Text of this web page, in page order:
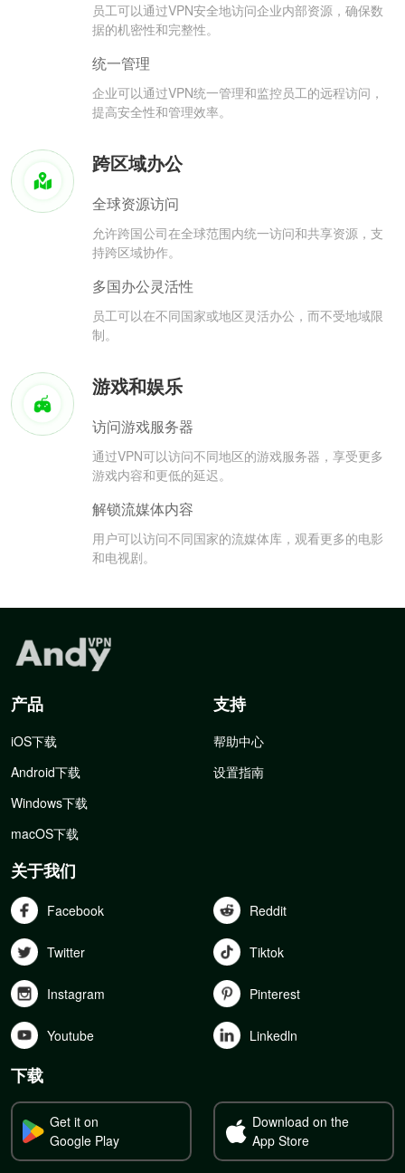
员工可以通过VPN安全地访问企业内部资源，确保数
据的机密性和完整性。
统一管理
企业可以通过VPN统一管理和监控员工的远程访问，
提高安全性和管理效率。
跨区域办公
全球资源访问
允许跨国公司在全球范围内统一访问和共享资源，支
持跨区域协作。
多国办公灵活性
员工可以在不同国家或地区灵活办公，而不受地域限
制。
游戏和娱乐
访问游戏服务器
通过VPN可以访问不同地区的游戏服务器，享受更多
游戏内容和更低的延迟。
解锁流媒体内容
用户可以访问不同国家的流媒体库，观看更多的电影
和电视剧。
产品
iOS下载
Android下载
Windows下载
macOS下载
支持
帮助中心
设置指南
关于我们
Facebook Reddit
Twitter Tiktok
Instagram Pinterest
Youtube Linkedln
下载
Get it on
Google Play
Download on the
App Store